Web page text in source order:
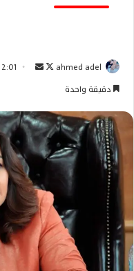
ahmed adel
ت
ع
ع
ل
X
ل
ب
ر
د
ا
إ
ل
ت
2:01 م7 ديسمبر، 2022
دقيقة واحدة